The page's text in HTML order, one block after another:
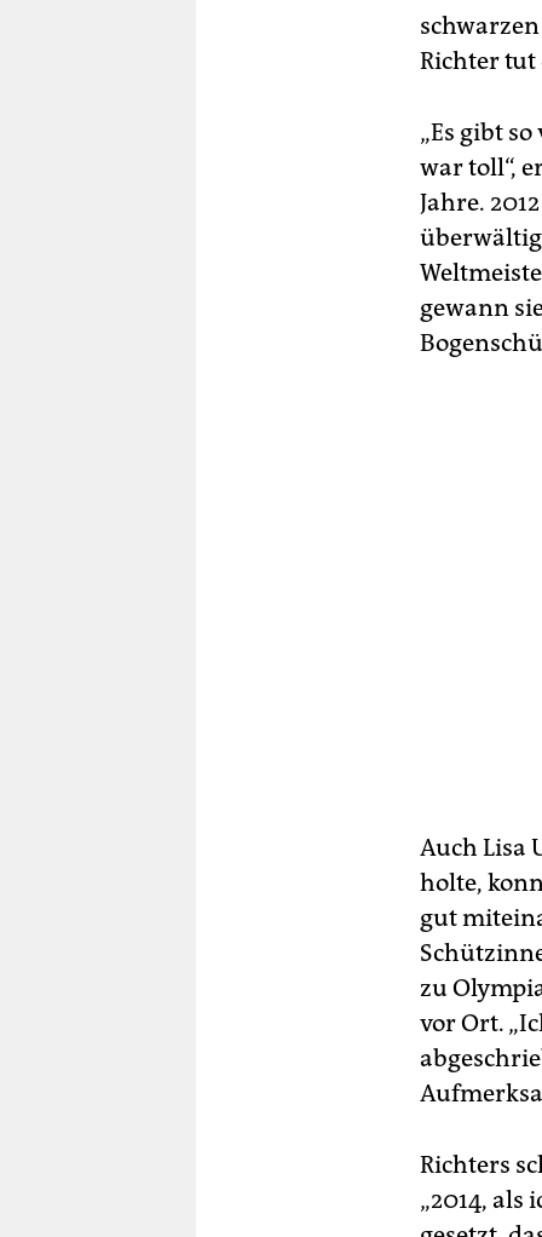
Richter tut
„Es gibt
war toll“,
Jahre.
gewann
Auch Lisa
holte,
gut
zu
vor Ort.
Richters
„2014, als